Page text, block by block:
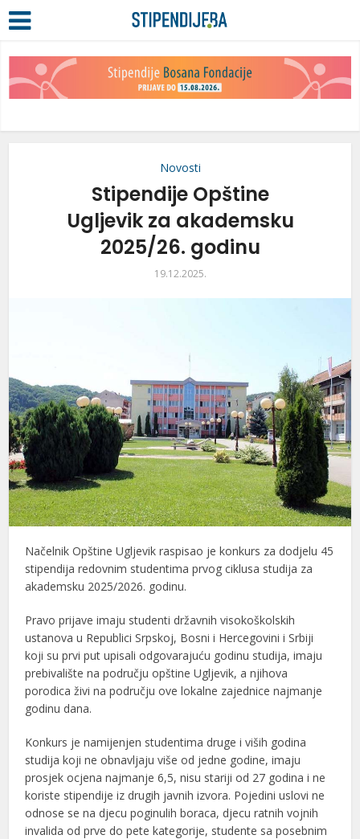
Novosti
Stipendije Opštine
Ugljevik za akademsku
2025/26. godinu
19.12.2025.
Načelnik Opštine Ugljevik raspisao je konkurs za dodjelu 45
stipendija redovnim studentima prvog ciklusa studija za
akademsku 2025/2026. godinu.
Pravo prijave imaju studenti državnih visokoškolskih
ustanova u Republici Srpskoj, Bosni i Hercegovini i Srbiji
koji su prvi put upisali odgovarajuću godinu studija, imaju
prebivalište na području opštine Ugljevik, a njihova
porodica živi na području ove lokalne zajednice najmanje
godinu dana.
Konkurs je namijenjen studentima druge i viših godina
studija koji ne obnavljaju više od jedne godine, imaju
prosjek ocjena najmanje 6,5, nisu stariji od 27 godina i ne
koriste stipendije iz drugih javnih izvora. Pojedini uslovi ne
odnose se na djecu poginulih boraca, djecu ratnih vojnih
invalida od prve do pete kategorije, studente sa posebnim